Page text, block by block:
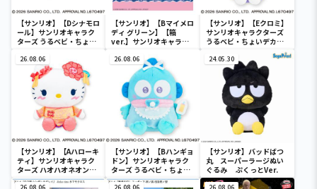
【サンリオ】【Dシナモロ
ール】サンリオキャラク
ターズ うるベビ・ちょい
【サンリオ】【Bマイメロ
ディ グリーン】【箱
ver.】サンリオキャラク
SOFVIMATES～マイメロ
ディ マーメイドver. ～
【サンリオ】【Eクロミ】
サンリオキャラクターズ
うるベビ・ちょいデカド
26.08.06
【サンリオ】【Aハローキ
ティ】サンリオキャラク
ターズ ハオハオネオンタ
ウンドールBIGタイプ1
26.08.06
【サンリオ】【Bハンギョ
ドン】サンリオキャラク
ターズ うるベビ・ちょい
デカドール
24.05.30
【サンリオ】バッドばつ
丸 スーパーラージぬい
ぐるみ ぷくっとVer.